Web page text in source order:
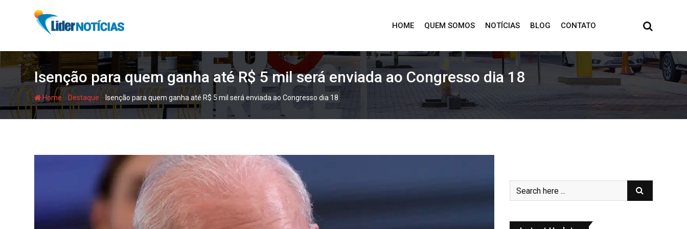
HOME QUEM SOMOS NOTÍCIAS BLOG CONTATO
Isenção para quem ganha até R$ 5 mil será enviada ao Congresso dia 18
Home - Destaque -Isenção para quem ganha até R$ 5 mil será enviada ao Congresso dia 18